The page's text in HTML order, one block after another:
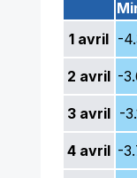
1 avril -
2 avril -
3 avril -
4 avril -